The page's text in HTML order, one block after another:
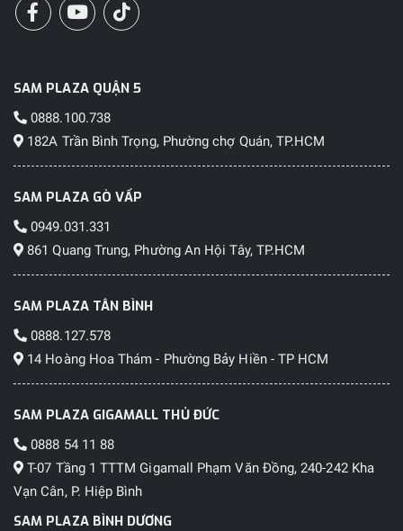
SAM PLAZA QUẬN 5
0888.100.738
182A Trần Bình Trọng, Phường chợ Quán, TP.HCM
SAM PLAZA GÒ VẤP
0949.031.331
861 Quang Trung, Phường An Hội Tây, TP.HCM
SAM PLAZA TÂN BÌNH
0888.127.578
14 Hoàng Hoa Thám - Phường Bảy Hiền - TP HCM
SAM PLAZA GIGAMALL THỦ ĐỨC
0888 54 11 88
T-07 Tầng 1 TTTM Gigamall Phạm Văn Đồng, 240-242 Kha
Vạn Cân, P. Hiệp Bình
SAM PLAZA BÌNH DƯƠNG